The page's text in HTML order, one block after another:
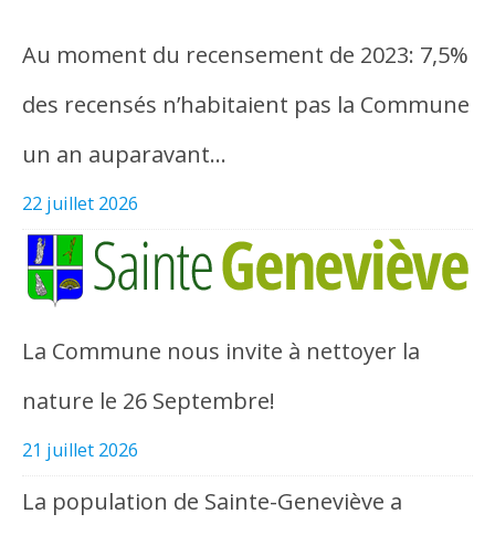
Au moment du recensement de 2023: 7,5%
des recensés n’habitaient pas la Commune
un an auparavant…
22 juillet 2026
La Commune nous invite à nettoyer la
nature le 26 Septembre!
21 juillet 2026
La population de Sainte-Geneviève a